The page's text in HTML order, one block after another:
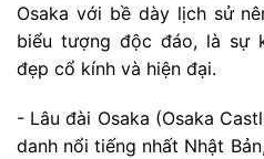
Osaka với bề dày lịch sử
biểu tượng độc đáo, là sự
đẹp cổ kính và hiện đại.
- Lâu đài Osaka (Osaka
danh nổi tiếng nhất Nhật